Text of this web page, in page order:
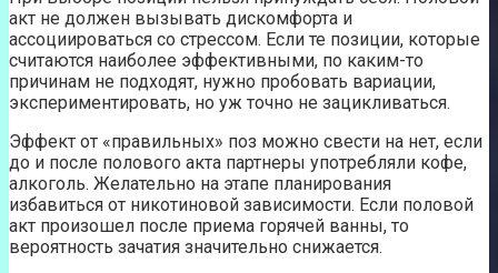
акт не должен вызывать дискомфорта и
ассоциироваться со стрессом. Если те позиции, которые
считаются наиболее эффективными, по каким-то
причинам не подходят, нужно пробовать вариации,
экспериментировать, но уж точно не зацикливаться.
Эффект от «правильных» поз можно свести на нет, если
до и после полового акта партнеры употребляли кофе,
алкоголь. Желательно на этапе планирования
избавиться от никотиновой зависимости. Если половой
акт произошел после приема горячей ванны, то
вероятность зачатия значительно снижается.